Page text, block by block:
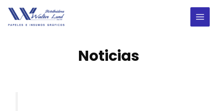
contenido
Noticias